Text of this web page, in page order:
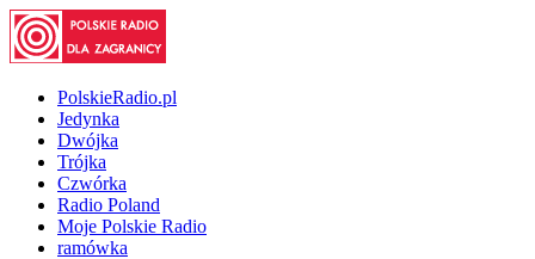
PolskieRadio.pl
Jedynka
Dwójka
Trójka
Czwórka
Radio Poland
Moje Polskie Radio
ramówka